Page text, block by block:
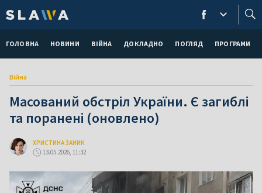
ГОЛОВНА НОВИНИ ВІЙНА ДОКЛАДНО ПОГЛЯД ПРОГРАМИ
Війна
Масований обстріл України. Є загиблі
та поранені (оновлено)
ХРИСТИНА ЗАНИК
13.05.2026, 11:32